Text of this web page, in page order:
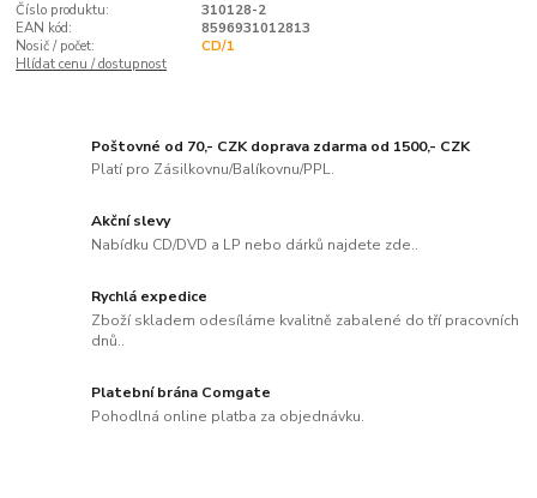
Číslo produktu:
310128-2
EAN kód:
8596931012813
Nosič / počet:
CD/1
Hlídat cenu / dostupnost
Poštovné od 70,- CZK doprava zdarma od 1500,- CZK
Platí pro Zásilkovnu/Balíkovnu/PPL.
Akční slevy
Nabídku CD/DVD a LP nebo dárků najdete zde..
Rychlá expedice
Zboží skladem odesíláme kvalitně zabalené do tří pracovních
dnů..
Platební brána Comgate
Pohodlná online platba za objednávku.